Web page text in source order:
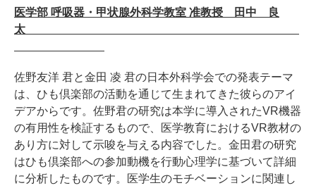
医学部 呼吸器・甲状腺外科学教室 准教授 田中 良
太
佐野友洋 君と金田 凌 君の日本外科学会での発表テーマ
は、ひも倶楽部の活動を通じて生まれてきた彼らのアイ
デアからです。佐野君の研究は本学に導入されたVR機器
の有用性を検証するもので、医学教育におけるVR教材の
あり方に対して示唆を与える内容でした。金田君の研究
はひも倶楽部への参加動機を行動心理学に基づいて詳細
に分析したものです。医学生のモチベーションに関連し